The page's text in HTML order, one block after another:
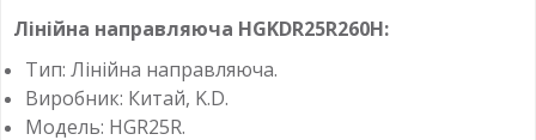
Лінійна направляюча HGKDR25R260H:
Тип: Лінійна направляюча.
Виробник: Китай, K.D.
Модель: HGR25R.